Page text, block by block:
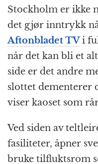
Stockholm er ikke
det gjør inntrykk
Aftonbladet TVi
når det kan bli et
side er det andre
slottet dementerer
viser kaoset som
Ved siden av
fasiliteter, åpner
bruke tilfluktsrom